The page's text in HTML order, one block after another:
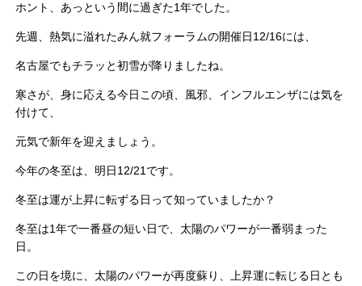
ホント、あっという間に過ぎた1年でした。
先週、熱気に溢れたみん就フォーラムの開催日12/16には、
名古屋でもチラッと初雪が降りましたね。
寒さが、身に応える今日この頃、風邪、インフルエンザには気を
付けて、
元気で新年を迎えましょう。
今年の冬至は、明日12/21です。
冬至は運が上昇に転ずる日って知っていましたか？
冬至は1年で一番昼の短い日で、太陽のパワーが一番弱まった
日。
この日を境に、太陽のパワーが再度蘇り、上昇運に転じる日とも